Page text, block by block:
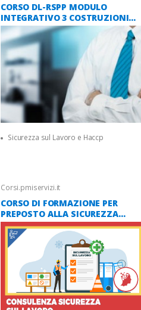
CORSO DL-RSPP MODULO
INTEGRATIVO 3 COSTRUZIONI
(SETTORE ATECO F) ? NUOVO
ACCORDO STATO REGIONI 2025 ?
16 ORE [AULA VIRTUALE]
Sicurezza sul Lavoro e Haccp
Corsi.pmiservizi.it
CORSO DI FORMAZIONE PER
PREPOSTO ALLA SICUREZZA
(NUOVO ACCORDO STATO
REGIONI 2025) 12 ORE [AULA
VIRTUALE]